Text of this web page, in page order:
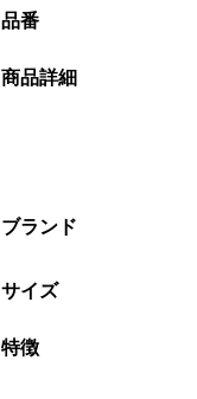
品番
商品詳細
ブランド
サイズ
特徴